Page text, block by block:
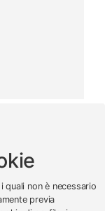
non è necessario
previa